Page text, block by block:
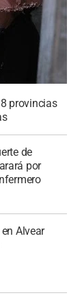
provincias
de
por
Alvear